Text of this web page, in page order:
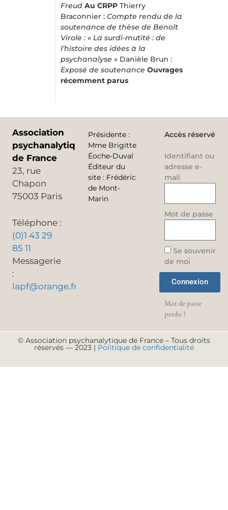
Freud Au CRPP Thierry
Braconnier : Compte rendu de la
soutenance de thèse de Benoît
Virole : « La surdi-mutité : de
l’histoire des idées à la
psychanalyse » Danièle Brun :
Exposé de soutenance Ouvrages
récemment parus
Association
psychanalytique
de France
23, rue
Chapon
75003 Paris
Téléphone :
(0)1 43 29
85 11
Messagerie
:
lapf@orange.fr
Présidente :
Mme Brigitte
Éoche-Duval
Éditeur du
site : Frédéric
de Mont-
Marin
Accès réservé
Identifiant ou
adresse e-
mail
Mot de passe
Se souvenir
de moi
Connexion
Mot de passe
perdu ?
© Association psychanalytique de France – Tous droits
réservés — 2023 | Politique de confidentialité